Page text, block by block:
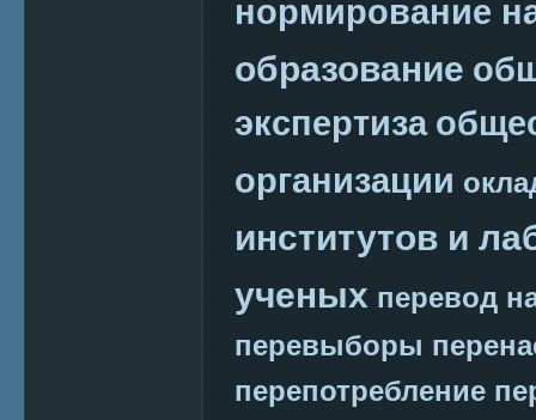
нормирование
образование
экспертиза
организации
институтов и
ученых перевод
перевыборы
перепотребление